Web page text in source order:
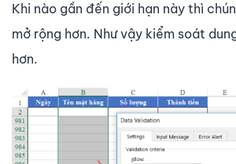
Khi nào gần đến giới hạn này thì
mở rộng hơn. Như vậy kiểm soát
hơn.